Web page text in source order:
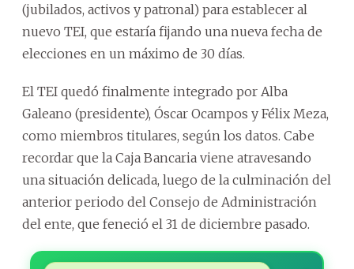
(jubilados, activos y patronal) para establecer al
nuevo TEI, que estaría fijando una nueva fecha de
elecciones en un máximo de 30 días.
El TEI quedó finalmente integrado por Alba
Galeano (presidente), Óscar Ocampos y Félix Meza,
como miembros titulares, según los datos. Cabe
recordar que la Caja Bancaria viene atravesando
una situación delicada, luego de la culminación del
anterior periodo del Consejo de Administración
del ente, que feneció el 31 de diciembre pasado.